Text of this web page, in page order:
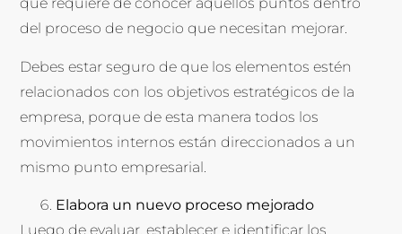
que requiere de conocer aquellos puntos dentro
del proceso de negocio que necesitan mejorar.
Debes estar seguro de que los elementos estén
relacionados con los objetivos estratégicos de la
empresa, porque de esta manera todos los
movimientos internos están direccionados a un
mismo punto empresarial.
Elabora un nuevo proceso mejorado
Luego de evaluar, establecer e identificar los